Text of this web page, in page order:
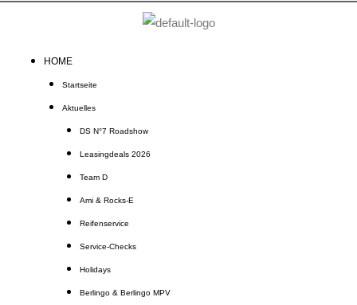
HOME
Startseite
Aktuelles
DS N°7 Roadshow
Leasingdeals 2026
Team D
Ami & Rocks-E
Reifenservice
Service-Checks
Holidays
Berlingo & Berlingo MPV